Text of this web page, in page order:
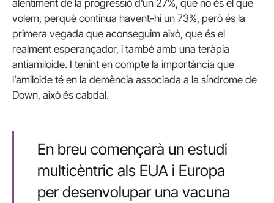
alentiment de la progressió d’un 27%, que no és el que
volem, perquè continua havent-hi un 73%, però és la
primera vegada que aconseguim això, que és el
realment esperançador, i també amb una teràpia
antiamiloide. I tenint en compte la importància que
l’amiloide té en la demència associada a la síndrome de
Down, això és cabdal.
En breu començarà un estudi
multicèntric als EUA i Europa
per desenvolupar una vacuna